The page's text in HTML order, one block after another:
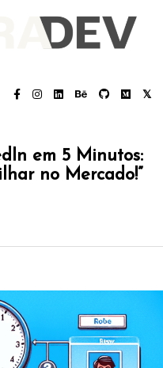
em 5 Minutos:
no Mercado!”